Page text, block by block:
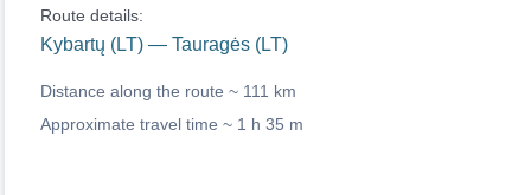
Route details:
Kybartų (LT) — Tauragės (LT)
Distance along the route ~ 111 km
Approximate travel time ~ 1 h 35 m